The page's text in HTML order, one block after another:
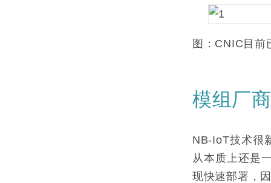
图：CNIC目前
模组厂
NB-IoT技术很
从本质上还是
现快速部署，